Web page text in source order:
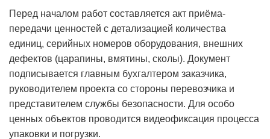
Перед началом работ составляется акт приёма-
передачи ценностей с детализацией количества
единиц, серийных номеров оборудования, внешних
дефектов (царапины, вмятины, сколы). Документ
подписывается главным бухгалтером заказчика,
руководителем проекта со стороны перевозчика и
представителем службы безопасности. Для особо
ценных объектов проводится видеофиксация процесса
упаковки и погрузки.